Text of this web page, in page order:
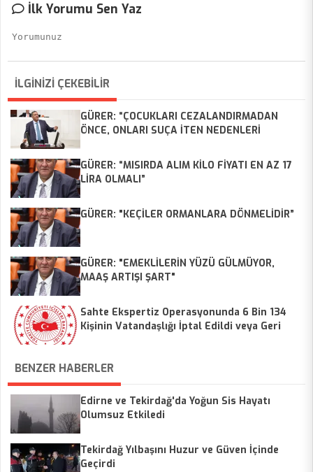
İlk Yorumu Sen Yaz
İLGİNİZİ ÇEKEBİLİR
GÜRER: “ÇOCUKLARI CEZALANDIRMADAN
ÖNCE, ONLARI SUÇA İTEN NEDENLERİ
GÜRER: “MISIRDA ALIM KİLO FİYATI EN AZ 17
LİRA OLMALI”
GÜRER: "KEÇİLER ORMANLARA DÖNMELİDİR”
GÜRER: "EMEKLİLERİN YÜZÜ GÜLMÜYOR,
MAAŞ ARTIŞI ŞART"
Sahte Ekspertiz Operasyonunda 6 Bin 134
Kişinin Vatandaşlığı İptal Edildi veya Geri
BENZER HABERLER
Edirne ve Tekirdağ'da Yoğun Sis Hayatı
Olumsuz Etkiledi
Tekirdağ Yılbaşını Huzur ve Güven İçinde
Geçirdi